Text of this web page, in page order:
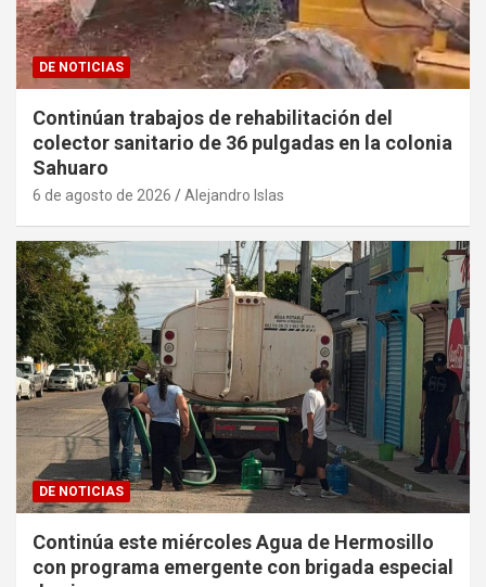
DE NOTICIAS
Continúan trabajos de rehabilitación del
colector sanitario de 36 pulgadas en la colonia
Sahuaro
6 de agosto de 2026 Alejandro Islas
DE NOTICIAS
Continúa este miércoles Agua de Hermosillo
con programa emergente con brigada especial